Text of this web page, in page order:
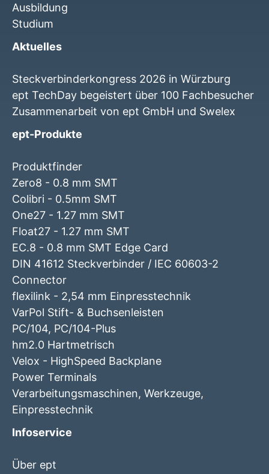
Ausbildung
Studium
Aktuelles
Steckverbinderkongress 2026 in Würzburg
ept TechDay begeistert über 100 Fachbesucher
Zusammenarbeit von ept GmbH und Swelex
ept-Produkte
Produktfinder
Zero8 - 0.8 mm SMT
Colibri - 0.5mm SMT
One27 - 1.27 mm SMT
Float27 - 1.27 mm SMT
EC.8 - 0.8 mm SMT Edge Card
DIN 41612 Steckverbinder / IEC 60603-2
Connector
flexilink - 2,54 mm Einpresstechnik
VarPol Stift- & Buchsenleisten
PC/104, PC/104-Plus
hm2.0 Hartmetrisch
Velox - HighSpeed Backplane
Power Terminals
Verarbeitungsmaschinen, Werkzeuge,
Einpresstechnik
Infoservice
Über ept